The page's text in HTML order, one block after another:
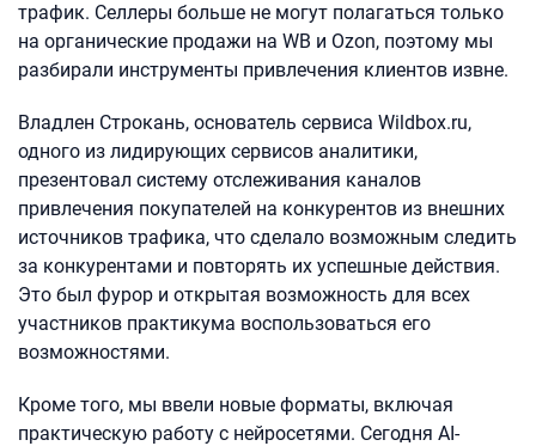
трафик. Селлеры больше не могут полагаться только
на органические продажи на WB и Ozon, поэтому мы
разбирали инструменты привлечения клиентов извне.
Владлен Строкань, основатель сервиса Wildbox.ru,
одного из лидирующих сервисов аналитики,
презентовал систему отслеживания каналов
привлечения покупателей на конкурентов из внешних
источников трафика, что сделало возможным следить
за конкурентами и повторять их успешные действия.
Это был фурор и открытая возможность для всех
участников практикума воспользоваться его
возможностями.
Кроме того, мы ввели новые форматы, включая
практическую работу с нейросетями. Сегодня AI-